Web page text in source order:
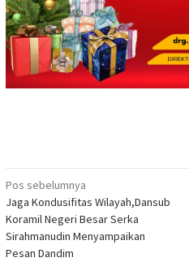
Navigasi
pos
Pos sebelumnya
Jaga Kondusifitas Wilayah,Dansub
Koramil Negeri Besar Serka
Sirahmanudin Menyampaikan
Pesan Dandim